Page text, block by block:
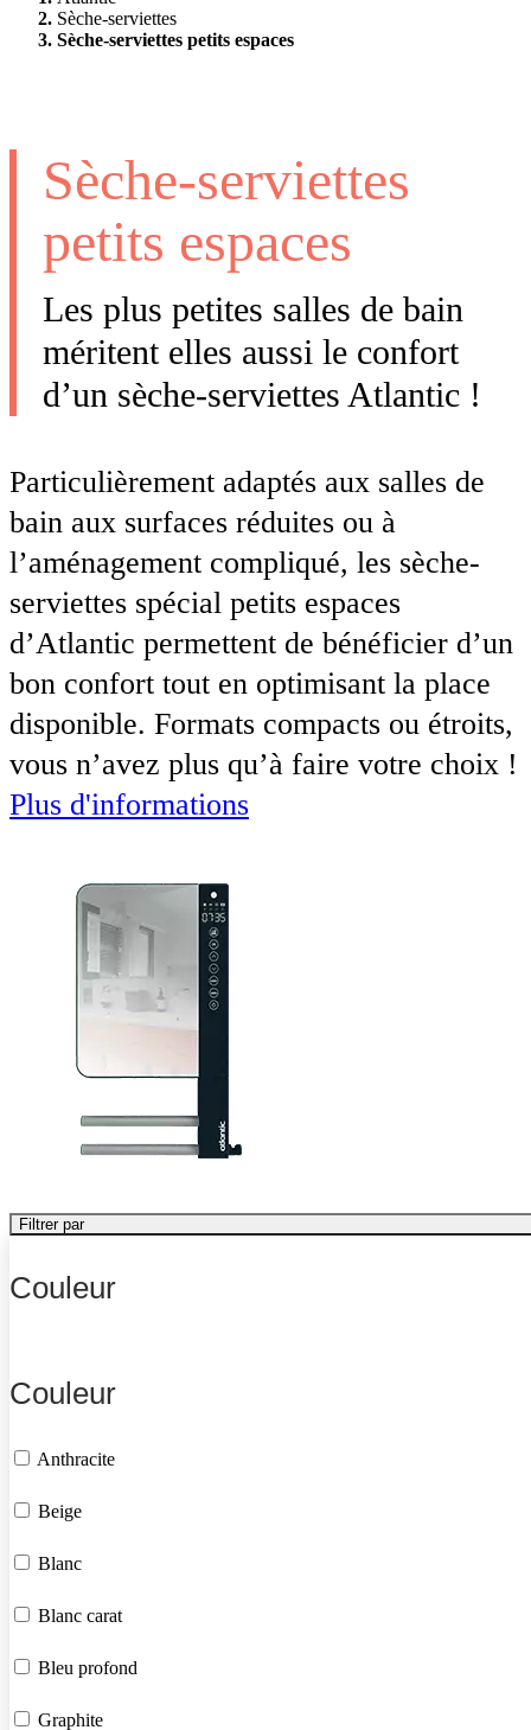
Sèche-serviettes
Sèche-serviettes petits espaces
Sèche-serviettes
petits espaces
Les plus petites salles de bain
méritent elles aussi le confort
d’un sèche-serviettes Atlantic !
Particulièrement adaptés aux salles de
bain aux surfaces réduites ou à
l’aménagement compliqué, les sèche-
serviettes spécial petits espaces
d’Atlantic permettent de bénéficier d’un
bon confort tout en optimisant la place
disponible. Formats compacts ou étroits,
vous n’avez plus qu’à faire votre choix !
Plus d'informations
Filtrer par
Couleur
Couleur
Anthracite
Beige
Blanc
Blanc carat
Bleu profond
Graphite